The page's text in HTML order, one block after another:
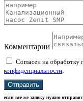
Комментарии
Согласен на обработку
конфиденциальности.
Отправить
если все же заявку нужно